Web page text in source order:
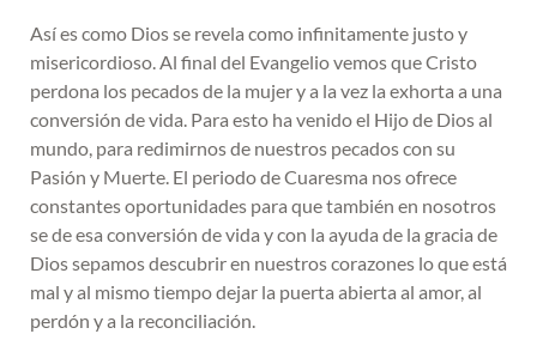
Así es como Dios se revela como infinitamente justo y
misericordioso. Al final del Evangelio vemos que Cristo
perdona los pecados de la mujer y a la vez la exhorta a una
conversión de vida. Para esto ha venido el Hijo de Dios al
mundo, para redimirnos de nuestros pecados con su
Pasión y Muerte. El periodo de Cuaresma nos ofrece
constantes oportunidades para que también en nosotros
se de esa conversión de vida y con la ayuda de la gracia de
Dios sepamos descubrir en nuestros corazones lo que está
mal y al mismo tiempo dejar la puerta abierta al amor, al
perdón y a la reconciliación.